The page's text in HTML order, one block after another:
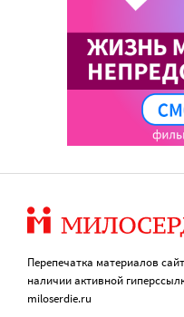
Перепечатка материалов
наличии активной
miloserdie.ru